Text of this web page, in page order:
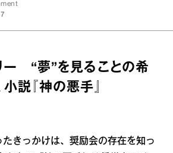
ー “夢”を見ることの希
説『神の悪手』
たきっかけは、奨励会の存在を知っ